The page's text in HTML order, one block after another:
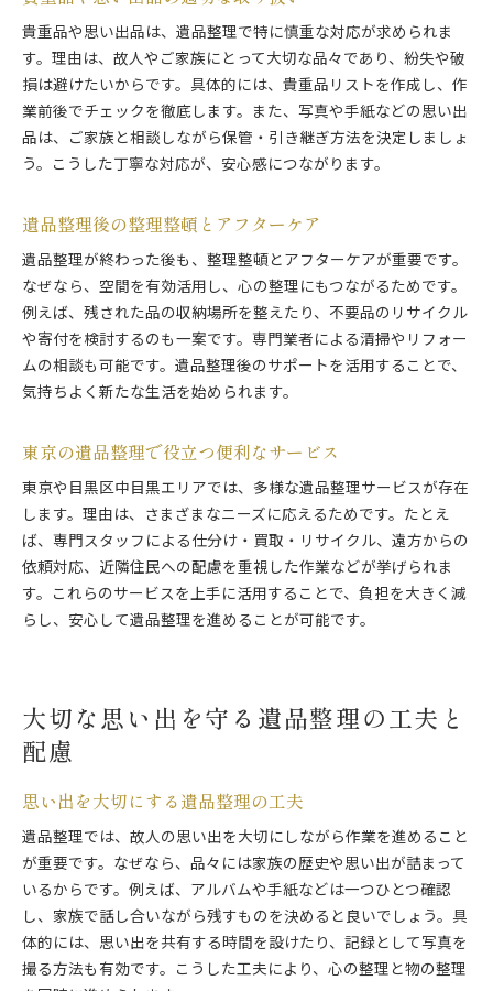
貴重品や思い出品は、遺品整理で特に慎重な対応が求められま
す。理由は、故人やご家族にとって大切な品々であり、紛失や破
損は避けたいからです。具体的には、貴重品リストを作成し、作
業前後でチェックを徹底します。また、写真や手紙などの思い出
品は、ご家族と相談しながら保管・引き継ぎ方法を決定しましょ
う。こうした丁寧な対応が、安心感につながります。
遺品整理後の整理整頓とアフターケア
遺品整理が終わった後も、整理整頓とアフターケアが重要です。
なぜなら、空間を有効活用し、心の整理にもつながるためです。
例えば、残された品の収納場所を整えたり、不要品のリサイクル
や寄付を検討するのも一案です。専門業者による清掃やリフォー
ムの相談も可能です。遺品整理後のサポートを活用することで、
気持ちよく新たな生活を始められます。
東京の遺品整理で役立つ便利なサービス
東京や目黒区中目黒エリアでは、多様な遺品整理サービスが存在
します。理由は、さまざまなニーズに応えるためです。たとえ
ば、専門スタッフによる仕分け・買取・リサイクル、遠方からの
依頼対応、近隣住民への配慮を重視した作業などが挙げられま
す。これらのサービスを上手に活用することで、負担を大きく減
らし、安心して遺品整理を進めることが可能です。
大切な思い出を守る遺品整理の工夫と
配慮
思い出を大切にする遺品整理の工夫
遺品整理では、故人の思い出を大切にしながら作業を進めること
が重要です。なぜなら、品々には家族の歴史や思い出が詰まって
いるからです。例えば、アルバムや手紙などは一つひとつ確認
し、家族で話し合いながら残すものを決めると良いでしょう。具
体的には、思い出を共有する時間を設けたり、記録として写真を
撮る方法も有効です。こうした工夫により、心の整理と物の整理